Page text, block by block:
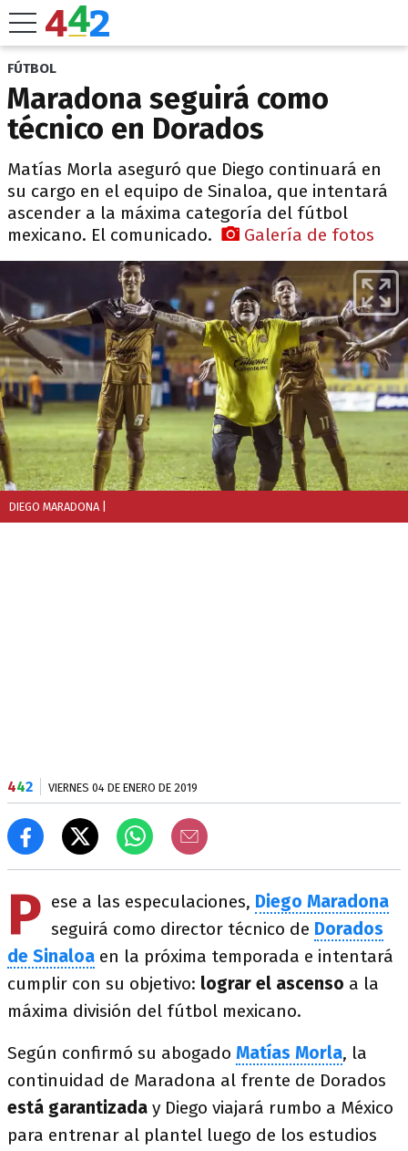
FÚTBOL
Maradona seguirá como
técnico en Dorados
Matías Morla aseguró que Diego continuará en
su cargo en el equipo de Sinaloa, que intentará
ascender a la máxima categoría del fútbol
mexicano. El comunicado.
Galería de fotos
DIEGO MARADONA
442 VIERNES 04 DE ENERO DE 2019
P ese a las especulaciones, Diego Maradona
seguirá como director técnico de Dorados
de Sinaloa en la próxima temporada e intentará
cumplir con su objetivo: lograr el ascenso a la
máxima división del fútbol mexicano.
Según confirmó su abogado Matías Morla, la
continuidad de Maradona al frente de Dorados
está garantizada y Diego viajará rumbo a México
para entrenar al plantel luego de los estudios